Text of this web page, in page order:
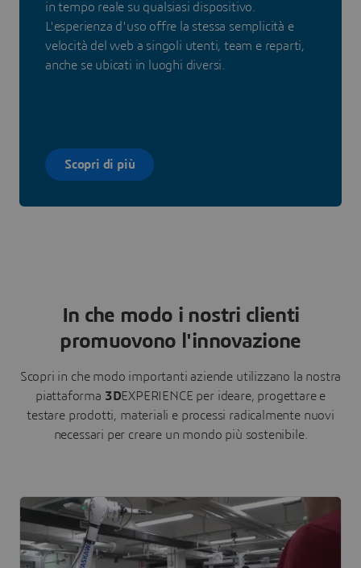
in tempo reale su qualsiasi dispositivo.
L'esperienza d'uso offre la stessa semplicità e
velocità del web a singoli utenti, team e reparti,
anche se ubicati in luoghi diversi.
Scopri di più
In che modo i nostri clienti
promuovono l'innovazione
Scopri in che modo importanti aziende utilizzano la nostra
piattaforma 3DEXPERIENCE per ideare, progettare e
testare prodotti, materiali e processi radicalmente nuovi
necessari per creare un mondo più sostenibile.